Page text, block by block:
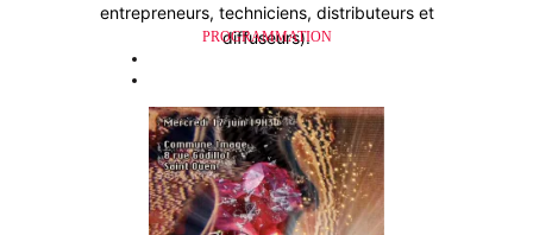
entrepreneurs, techniciens, distributeurs et
diffuseurs).
PROGRAMMATION